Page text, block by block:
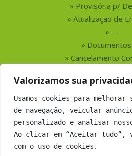
Valorizamos sua
Usamos cookies para
de navegação, veicular
personalizado e analisar
Ao clicar em “Aceitar tudo”,
com o uso de cookies.
Provisória p/
Atualização de
—
Cancelamento
Busca por
Busca por
Números do